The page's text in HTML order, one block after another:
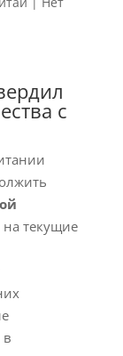
с
на текущие